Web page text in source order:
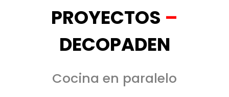
PROYECTOS –
DECOPADEN
Cocina en paralelo